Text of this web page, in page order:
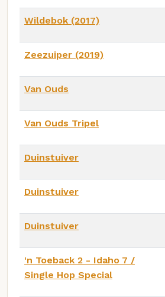
Wildebok (2017)
Zeezuiper (2019)
Van Ouds
Van Ouds Tripel
Duinstuiver
Duinstuiver
Duinstuiver
'n Toeback 2 - Idaho 7 /
Single Hop Special